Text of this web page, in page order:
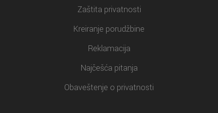
Zaštita privatnosti
Kreiranje porudžbine
Reklamacija
Najčešća pitanja
Obaveštenje o privatnosti